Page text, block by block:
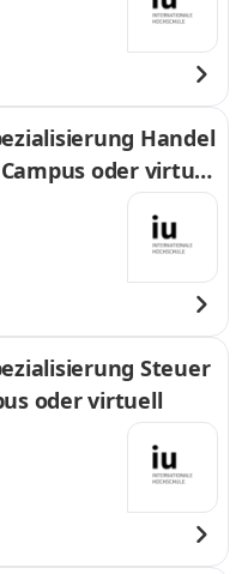
Handel
oder virtuel
Steuer
oder virtuell